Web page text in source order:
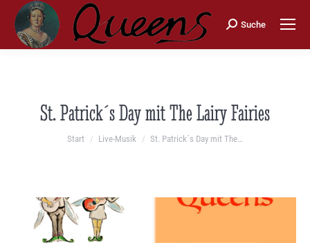
Search:
Suche
St. Patrick´s Day mit The Lairy Fairies
Sie befinden sich hier:
Start Live-Musik St. Patrick´s Day mit The…